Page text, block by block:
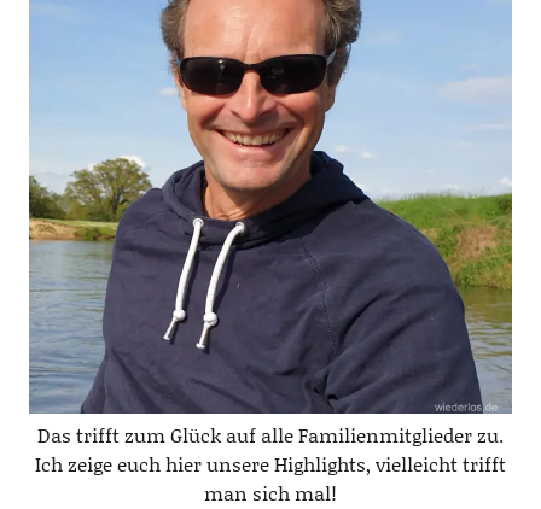
Das trifft zum Glück auf alle Familienmitglieder zu.
Ich zeige euch hier unsere Highlights, vielleicht trifft
man sich mal!